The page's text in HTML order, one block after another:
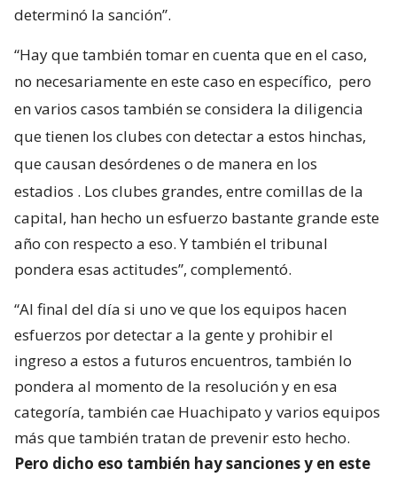
determinó la sanción”.
“Hay que también tomar en cuenta que en el caso,
no necesariamente en este caso en específico, pero
en varios casos también se considera la diligencia
que tienen los clubes con detectar a estos hinchas,
que causan desórdenes o de manera en los
estadios . Los clubes grandes, entre comillas de la
capital, han hecho un esfuerzo bastante grande este
año con respecto a eso. Y también el tribunal
pondera esas actitudes”, complementó.
“Al final del día si uno ve que los equipos hacen
esfuerzos por detectar a la gente y prohibir el
ingreso a estos a futuros encuentros, también lo
pondera al momento de la resolución y en esa
categoría, también cae Huachipato y varios equipos
más que también tratan de prevenir esto hecho.
Pero dicho eso también hay sanciones y en este